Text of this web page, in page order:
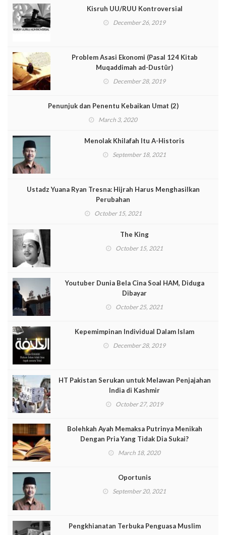
Kisruh UU/RUU Kontroversial
December 26, 2019
Problem Asasi Ekonomi (Pasal 124 Kitab
Muqaddimah ad-Dustûr)
December 28, 2019
Penunjuk dan Penentu Kebaikan Umat (2)
March 3, 2020
Menolak Khilafah Itu A-Historis
September 18, 2021
Ustadz Yuana Ryan Tresna: Hijrah Harus Menghasilkan
Perubahan
October 15, 2021
The King
October 15, 2021
Youtuber Dunia Bela Cina Soal HAM, Diduga
Dibayar
October 25, 2021
Kepemimpinan Individual Dalam Islam
December 28, 2019
HT Pakistan Serukan untuk Melawan Penjajahan
India di Kashmir
October 27, 2019
Bolehkah Ayah Memaksa Putrinya Menikah
Dengan Pria Yang Tidak Dia Sukai?
March 18, 2020
Oportunis
September 20, 2021
Pengkhianatan Terbuka Penguasa Muslim